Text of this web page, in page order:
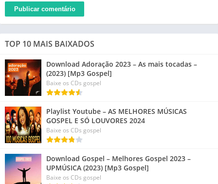
TOP 10 MAIS BAIXADOS
Download Adoração 2023 – As mais tocadas –
(2023) [Mp3 Gospel]
Baixe os CDs gospel
Playlist Youtube – AS MELHORES MÚSICAS
GOSPEL E SÓ LOUVORES 2024
Baixe os CDs gospel
Download Gospel – Melhores Gospel 2023 –
UPMÚSICA (2023) [Mp3 Gospel]
Baixe os CDs gospel